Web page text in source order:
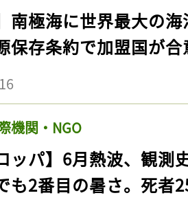
南極海に世界最大の
保存条約で加盟国が合
機関・NGO
ッパ】6月熱波、観
も2番目の暑さ。死者